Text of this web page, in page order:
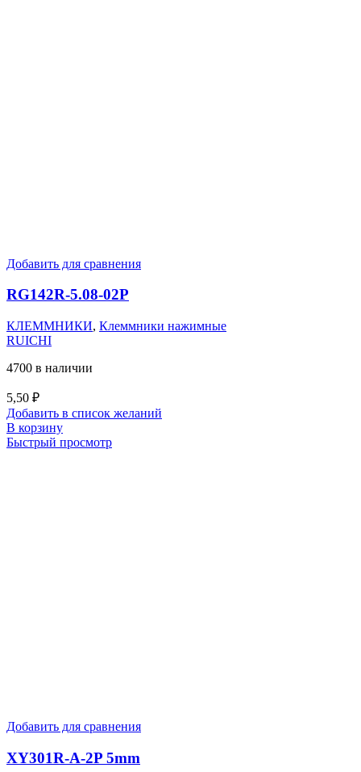
Добавить для сравнения
RG142R-5.08-02P
КЛЕММНИКИ, Клеммники нажимные
RUICHI
4700 в наличии
5,50 ₽
Добавить в список желаний
В корзину
Быстрый просмотр
Добавить для сравнения
XY301R-A-2P 5mm